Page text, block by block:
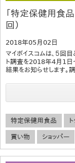
「特定保健用食
回）
2018年05月02日
マイボイスコムは、５回
ト調査を2018年4月1日
結果をお知らせします。
特定保健用食品
買い物 ショッパー